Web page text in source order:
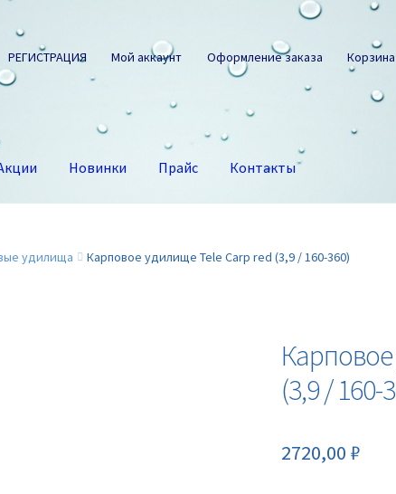
РЕГИСТРАЦИЯ Мой аккаунт Оформление заказа Корзина
Новинки Прайс Контакты
удилища Карповое удилище Tele Carp red (3,9 / 160-360)
(3,9 / 160-
2720,00 ₽